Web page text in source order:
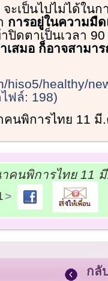
ะเป็นไปไม่ได้ใน
การอยู่ในความมืด
ปิดตาเป็นเวลา
เสมอ ก็อาจสามา
hiso5/healthy/
ฟล์: 198)
นพิการไทย 11 มี
คนพิการไทย 11
กลั